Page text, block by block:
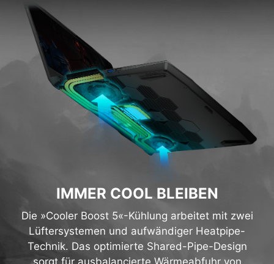
IMMER COOL BLEIBEN
Die »Cooler Boost 5«-Kühlung arbeitet mit zwei
Lüftersystemen und aufwändiger Heatpipe-